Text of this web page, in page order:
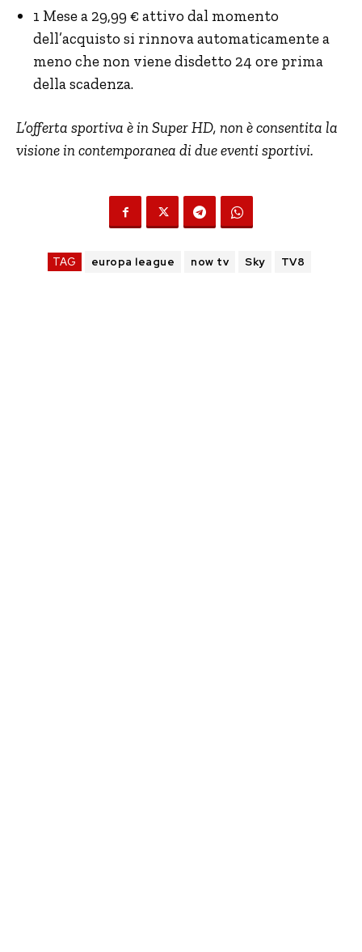
1 Mese a 29,99 € attivo dal momento
dell’acquisto si rinnova automaticamente a
meno che non viene disdetto 24 ore prima
della scadenza.
L’offerta sportiva è in Super HD, non è consentita la
visione in contemporanea di due eventi sportivi.
TAG europa league now tv Sky TV8